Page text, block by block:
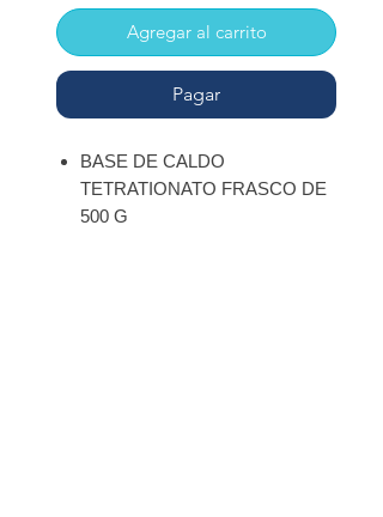
Agregar al carrito
Pagar
BASE DE CALDO
TETRATIONATO FRASCO DE
500 G